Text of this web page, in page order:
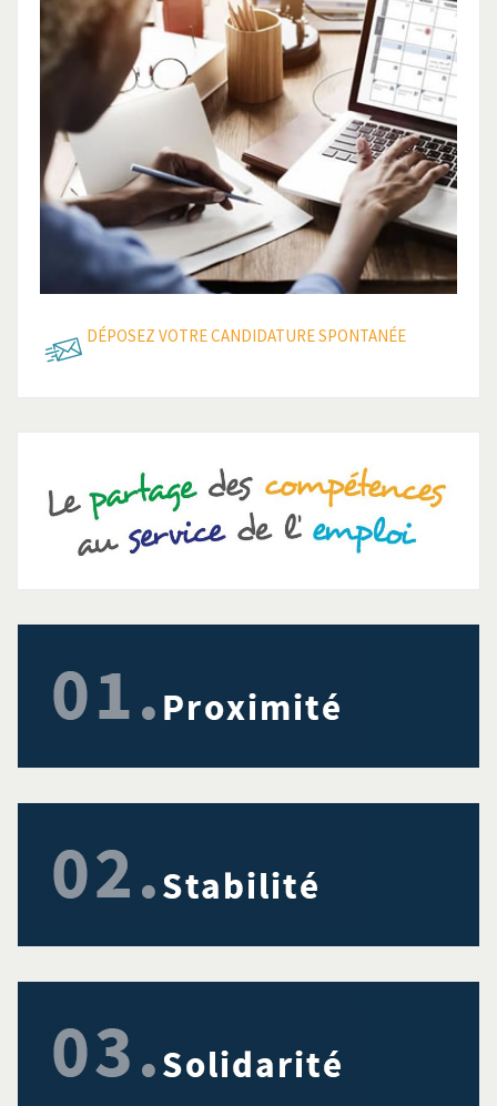
Lire la suite
Lire la suite
DÉPOSEZ VOTRE CANDIDATURE SPONTANÉE